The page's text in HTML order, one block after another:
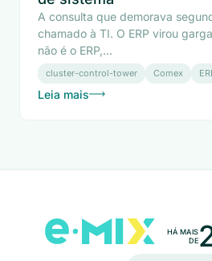
A consulta que demorava
chamado à TI. O ERP virou
não é o ERP,...
cluster-control-tower Comex
Leia mais
HÁ MAIS
DE